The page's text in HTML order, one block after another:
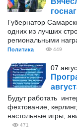
Губернатор
одних из лучших
региональными
Политика 449
07
Будут работать
фехтование,
настольные игры,
471